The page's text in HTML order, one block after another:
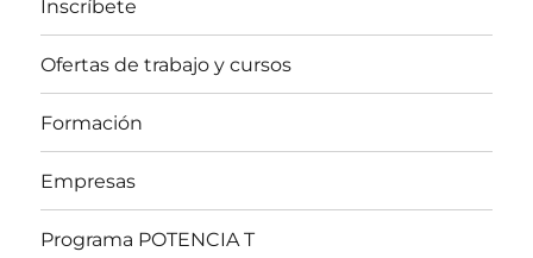
Inscríbete
Ofertas de trabajo y cursos
Formación
Empresas
Programa POTENCIA T